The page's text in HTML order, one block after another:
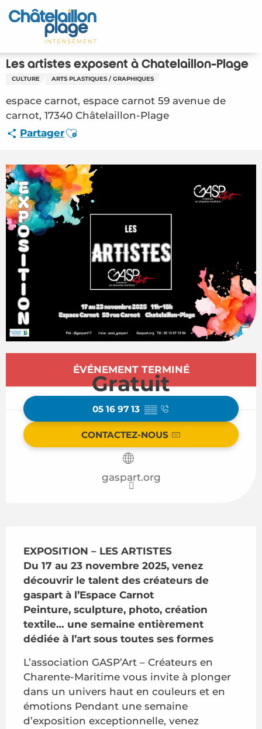
Aller
au
principal
Accueil
Découvrir
Activités
A vivre
Votre séjour
Espace Pro
Les artistes exposent à Chatelaillon-Plage
CULTURE ARTS PLASTIQUES / GRAPHIQUES
espace carnot, espace carnot 59 avenue de
carnot, 17340 Châtelaillon-Plage
PartagerAjouter aux favoris
Ouverture et coordonnées
ÉVÉNEMENT TERMINÉ
Gratuit
05 16 97 13 ▒▒
CONTACTEZ-NOUS
gaspart.org
EXPOSITION – LES ARTISTES
Du 17 au 23 novembre 2025, venez
découvrir le talent des créateurs de
gaspart à l’Espace Carnot
Peinture, sculpture, photo, création
textile… une semaine entièrement
dédiée à l’art sous toutes ses formes
L’association GASP’Art – Créateurs en
Charente-Maritime vous invite à plonger
dans un univers haut en couleurs et en
émotions Pendant une semaine
d’exposition exceptionnelle, venez